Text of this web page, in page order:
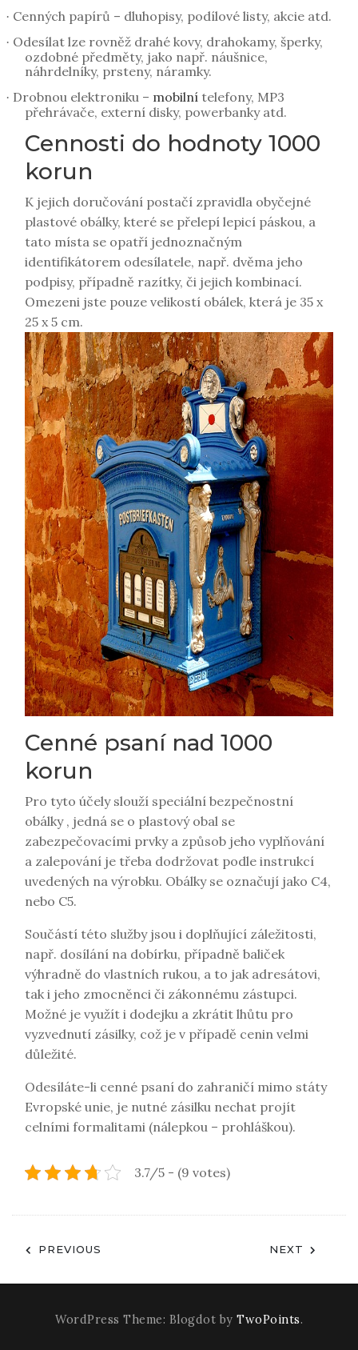
· Cenných papírů – dluhopisy, podílové listy, akcie atd.
· Odesílat lze rovněž drahé kovy, drahokamy, šperky,
ozdobné předměty, jako např. náušnice,
náhrdelníky, prsteny, náramky.
· Drobnou elektroniku – mobilní telefony, MP3
přehrávače, externí disky, powerbanky atd.
Cennosti do hodnoty 1000
korun
K jejich doručování postačí zpravidla obyčejné
plastové obálky, které se přelepí lepicí páskou, a
tato místa se opatří jednoznačným
identifikátorem odesílatele, např. dvěma jeho
podpisy, případně razítky, či jejich kombinací.
Omezeni jste pouze velikostí obálek, která je 35 x
25 x 5 cm.
Cenné psaní nad 1000
korun
Pro tyto účely slouží speciální bezpečnostní
obálky , jedná se o plastový obal se
zabezpečovacími prvky a způsob jeho vyplňování
a zalepování je třeba dodržovat podle instrukcí
uvedených na výrobku. Obálky se označují jako C4,
nebo C5.
Součástí této služby jsou i doplňující záležitosti,
např. dosílání na dobírku, případně baliček
výhradně do vlastních rukou, a to jak adresátovi,
tak i jeho zmocněnci či zákonnému zástupci.
Možné je využít i dodejku a zkrátit lhůtu pro
vyzvednutí zásilky, což je v případě cenin velmi
důležité.
Odesíláte-li cenné psaní do zahraničí mimo státy
Evropské unie, je nutné zásilku nechat projít
celními formalitami (nálepkou – prohláškou).
3.7/5 - (9 votes)
Navigace
pro
příspěvek
PREVIOUS NEXT
WordPress Theme: Blogdot by TwoPoints.